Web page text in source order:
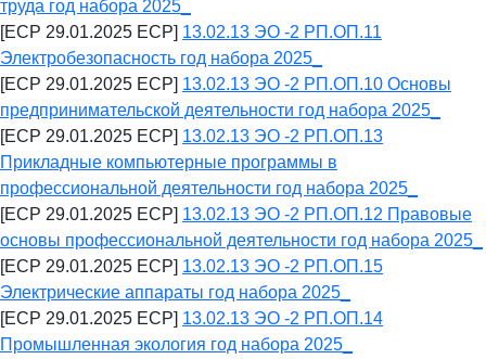
труда год набора 2025_
[ECP 29.01.2025 ECP] 13.02.13 ЭО -2 РП.ОП.11
Электробезопасность год набора 2025_
[ECP 29.01.2025 ECP] 13.02.13 ЭО -2 РП.ОП.10 Основы
предпринимательской деятельности год набора 2025_
[ECP 29.01.2025 ECP] 13.02.13 ЭО -2 РП.ОП.13
Прикладные компьютерные программы в
профессиональной деятельности год набора 2025_
[ECP 29.01.2025 ECP] 13.02.13 ЭО -2 РП.ОП.12 Правовые
основы профессиональной деятельности год набора 2025_
[ECP 29.01.2025 ECP] 13.02.13 ЭО -2 РП.ОП.15
Электрические аппараты год набора 2025_
[ECP 29.01.2025 ECP] 13.02.13 ЭО -2 РП.ОП.14
Промышленная экология год набора 2025_